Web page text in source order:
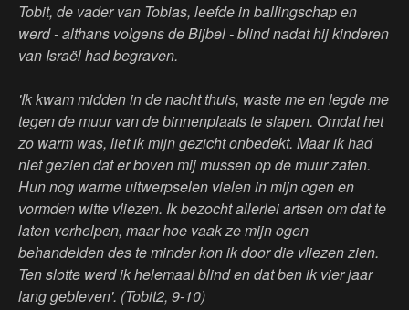
Tobit, de vader van Tobias, leefde in ballingschap en
werd - althans volgens de Bijbel - blind nadat hij kinderen
van Israël had begraven.
'Ik kwam midden in de nacht thuis, waste me en legde me
tegen de muur van de binnenplaats te slapen. Omdat het
zo warm was, liet ik mijn gezicht onbedekt. Maar ik had
niet gezien dat er boven mij mussen op de muur zaten.
Hun nog warme uitwerpselen vielen in mijn ogen en
vormden witte vliezen. Ik bezocht allerlei artsen om dat te
laten verhelpen, maar hoe vaak ze mijn ogen
behandelden des te minder kon ik door die vliezen zien.
Ten slotte werd ik helemaal blind en dat ben ik vier jaar
lang gebleven'. (Tobit2, 9-10)